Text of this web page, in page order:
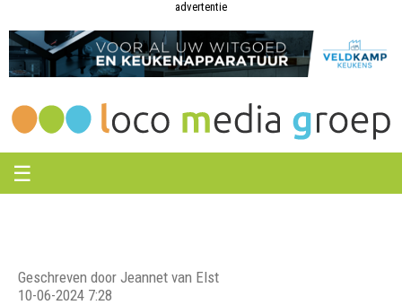
Groep
Groep
advertentie
☰
Geschreven door Jeannet van Elst
10-06-2024 7:28